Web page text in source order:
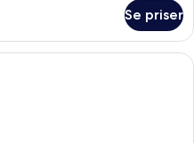
Se priser
Et hotelværelse med en stor seng,